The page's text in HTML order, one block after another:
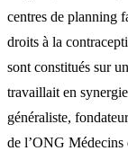
centres de planning
droits à la
sont constitués sur
travaillait en
généraliste,
de l’ONG Médecins